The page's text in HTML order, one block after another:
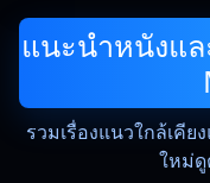
แนะนำหนังแ
รวมเรื่องแนวใกล้เคีย
ใหม่